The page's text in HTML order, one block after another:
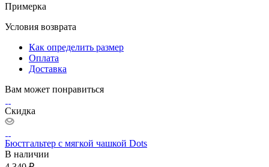
Примерка
Условия возврата
Как определить размер
Оплата
Доставка
Вам может понравиться
Скидка
Бюстгальтер с мягкой чашкой Dots
В наличии